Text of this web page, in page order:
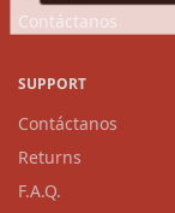
Contáctanos
SUPPORT
Contáctanos
Returns
F.A.Q.